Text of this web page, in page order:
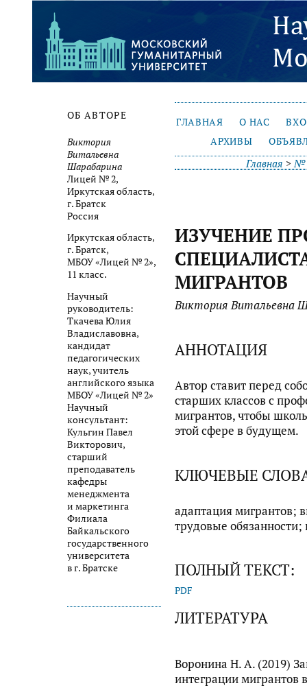
ОБ АВТОРЕ
Виктория
Витальевна
Шарабарина
Лицей № 2,
Иркутская область,
г. Братск
Россия
Иркутская область,
г. Братск,
МБОУ «Лицей № 2»,
11 класс.
Научный
руководитель:
Ткачева Юлия
Владиславовна,
кандидат
педагогических
наук, учитель
английского языка
МБОУ «Лицей № 2»
Научный
консультант:
Кульгин Павел
Викторович,
старший
преподаватель
кафедры
менеджмента
и маркетинга
Филиала
Байкальского
государственного
университета
в г. Братске
ГЛАВНАЯ О НАС
АРХИВЫ
Главная >№
ИЗУЧЕНИЕ
МИГРАНТОВ
Виктория Витальевна
АННОТАЦИЯ
Автор ставит перед
старших классов с
мигрантов, чтобы
этой сфере в будущем.
КЛЮЧЕВЫЕ
адаптация мигрантов;
трудовые
ПОЛНЫЙ ТЕКСТ:
PDF
ЛИТЕРАТУРА
Воронина Н. А. (2019)
интеграции мигрантов